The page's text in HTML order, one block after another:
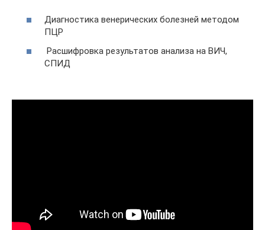
Диагностика венерических болезней методом
ПЦР
Расшифровка результатов анализа на ВИЧ,
СПИД